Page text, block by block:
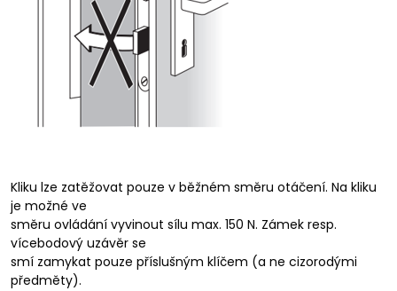
Kliku lze zatěžovat pouze v běžném směru otáčení. Na kliku
je možné ve
směru ovládání vyvinout sílu max. 150 N. Zámek resp.
vícebodový uzávěr se
smí zamykat pouze příslušným klíčem (a ne cizorodými
předměty).